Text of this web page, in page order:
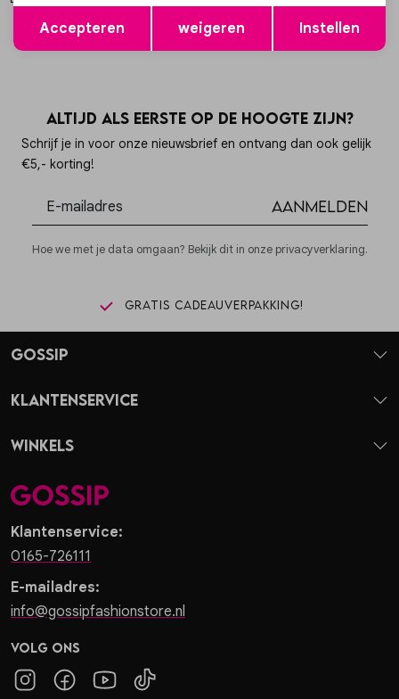
Altijd als eerste op de hoogte zijn?
Schrijf je in voor onze nieuwsbrief en ontvang dan ook gelijk
€5,- korting!
Aanmelden
Hoe we met je data omgaan? Bekijk dit in onze privacyverklaring.
Gratis cadeauverpakking!
Klantenservice:
0165-726111
E-mailadres:
info@gossipfashionstore.nl
Volg ons
Gossip
Klantenservice
Winkels
Opslaan
Accepteren weigeren Instellen